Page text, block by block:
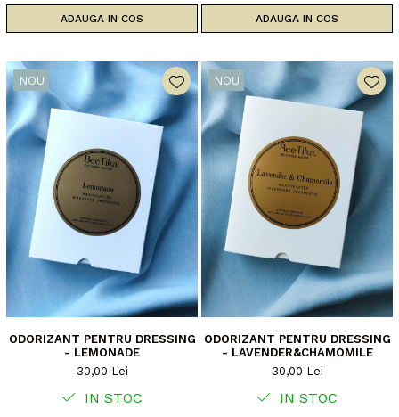
ADAUGA IN COS ADAUGA IN COS
NOU
ODORIZANT PENTRU DRESSING
- LEMONADE
30,00 Lei
IN STOC
NOU
ODORIZANT PENTRU DRESSING
- LAVENDER&CHAMOMILE
30,00 Lei
IN STOC